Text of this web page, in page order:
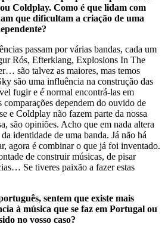
Coldplay. Como é que lidam com
que dificultam a criação de uma
passam por várias bandas, cada um
Rós, Efterklang, Explosions In The
são talvez as maiores, mas temos
são uma influência na construção das
fugir e é normal encontrá-las em
comparações dependem do ouvido de
e Coldplay não fazem parte da nossa
são opiniões. Acho que em nada altera
identidade de uma banda. Já não há
agora é combinar o que já foi inventado.
de construir músicas, de pisar
Se tiveres paixão a fazer estas
sentem que existe mais
à música que se faz em Portugal ou
no vosso caso?